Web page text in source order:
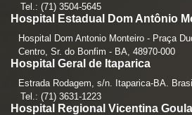
Tel.: (71) 3504-5645
Hospital Estadual Dom Antônio
Hospital Dom Antonio Monteiro - Praça
Centro, Sr. do Bonfim - BA, 48970-000
Hospital Geral de Itaparica
Estrada Rodagem, s/n. Itaparica-BA.
Tel.: (71) 3631-1223
Hospital Regional Vicentina